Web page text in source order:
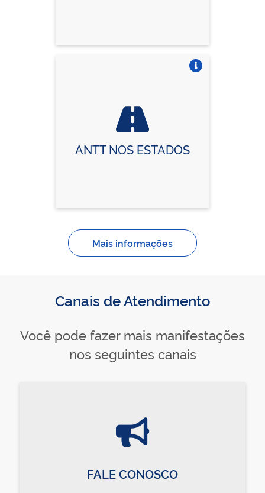
ANTT NOS ESTADOS
Mais informações
Canais de Atendimento
Você pode fazer mais manifestações
nos seguintes canais
FALE CONOSCO